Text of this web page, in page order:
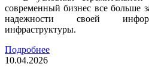
современный бизнес все больше
надежности своей
инфраструктуры.
Подробнее
10.04.2026